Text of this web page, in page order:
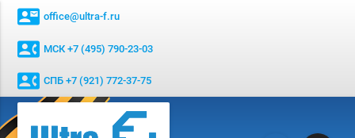
contact_mail office@ultra-f.ru
contact_phone МСК +7 (495) 790-23-03
contact_phone СПБ +7 (921) 772-37-75